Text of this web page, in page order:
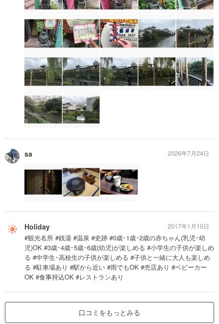
sa 2026年7月24日
Holiday
#観光名所 #銭湯 #温泉 #史跡 #0歳･1歳･2歳の赤ちゃん(乳児･幼
児)OK #3歳･4歳･5歳･6歳(幼児)が楽しめる #小学生の子供が楽しめ
る #中学生･高校生の子供が楽しめる #子供と一緒に大人も楽しめ
る #駐車場あり #駅から近い #雨でもOK #売店あり #ベビーカー
OK #食事持込OK #レストランあり
2017年1月10日
口コミをもっとみる